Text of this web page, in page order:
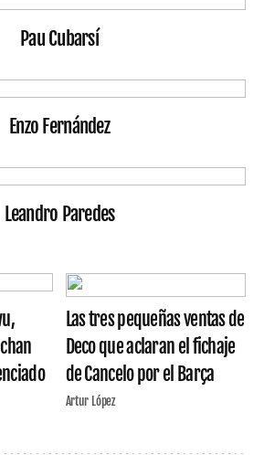
Pau Cubarsí
Enzo Fernández
Leandro Paredes
Las tres pequeñas ventas de
Deco que aclaran el fichaje
de Cancelo por el Barça
Artur López